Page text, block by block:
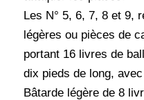
Les N° 5, 6, 7, 8 et 9,
légères ou pièces de
portant 16 livres de
dix pieds de long,
Bâtarde légère de 8